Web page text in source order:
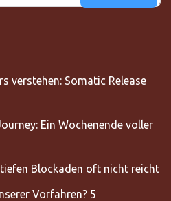
verstehen: Somatic Release
Ein Wochenende voller
Blockaden oft nicht reicht
Vorfahren? 5